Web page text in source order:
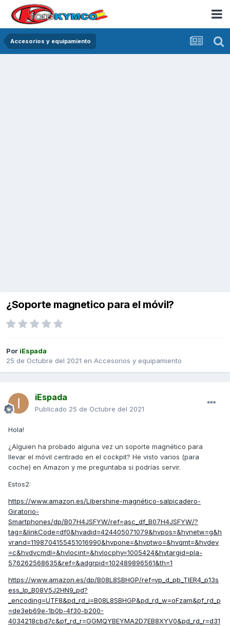
Accesorios y equipamiento
¿Soporte magnetico para el móvil?
Por iEspada
25 de Octubre del 2021 en Accesorios y equipamiento
iEspada
Publicado 25 de Octubre del 2021
Hola!
¿Alguien ha probado alguna vez un soporte magnético para
llevar el móvil centrado en el cockpit? He visto varios (para
coche) en Amazon y me preguntaba si podrías servir.
Estos2:
https://www.amazon.es/Libershine-magnético-salpicadero-
Giratorio-
Smartphones/dp/B07H4JSFYW/ref=asc_df_B07H4JSFYW/?
tag=&linkCode=df0&hvadid=424405071079&hvpos=&hvnetw=g&h
vrand=1198704155451016990&hvpone=&hvptwo=&hvqmt=&hvdev
=c&hvdvcmdl=&hvlocint=&hvlocphy=1005424&hvtargid=pla-
576262568635&ref=&adgrpid=102489896561&th=1
https://www.amazon.es/dp/B08L8SBHGP/ref=vp_d_pb_TIER4_p13s
ess_lp_B08V5J2HN9_pd?
_encoding=UTF8&pd_rd_i=B08L8SBHGP&pd_rd_w=oFzam&pf_rd_p
=de3eb69e-1b0b-4f30-b200-
4034218cbd7c&pf_rd_r=GGMQYBEYMA2D7EB8XYV0&pd_rd_r=d31